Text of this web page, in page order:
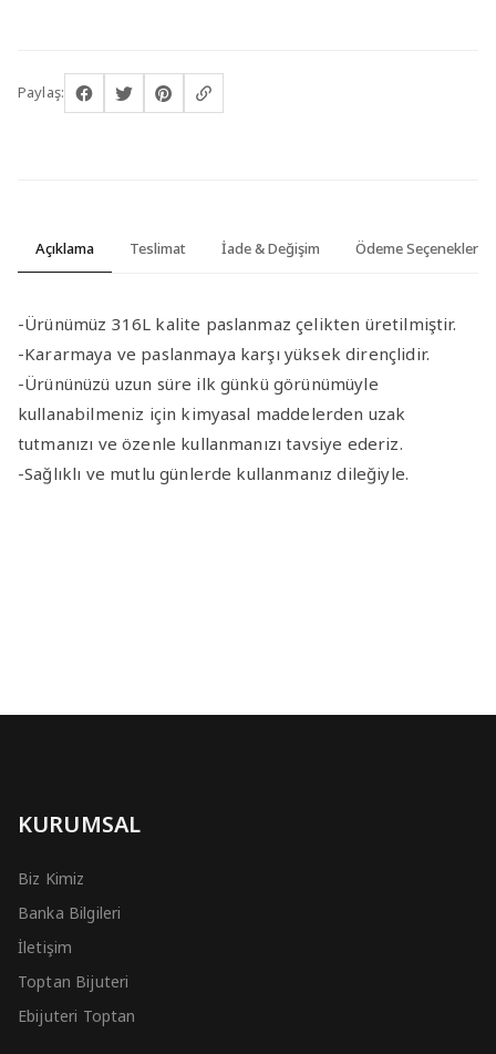
Paylaş:
Açıklama Teslimat İade & Değişim Ödeme Seçenekleri
-Ürünümüz 316L kalite paslanmaz çelikten üretilmiştir.
-Kararmaya ve paslanmaya karşı yüksek dirençlidir.
-Ürününüzü uzun süre ilk günkü görünümüyle
kullanabilmeniz için kimyasal maddelerden uzak
tutmanızı ve özenle kullanmanızı tavsiye ederiz.
-Sağlıklı ve mutlu günlerde kullanmanız dileğiyle.
KURUMSAL
Biz Kimiz
Banka Bilgileri
İletişim
Toptan Bijuteri
Ebijuteri Toptan